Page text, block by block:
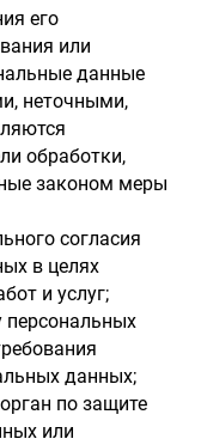
его
или
данные
неточными,
обработки,
законом меры
согласия
в целях
и услуг;
персональных
данных;
по защите
или